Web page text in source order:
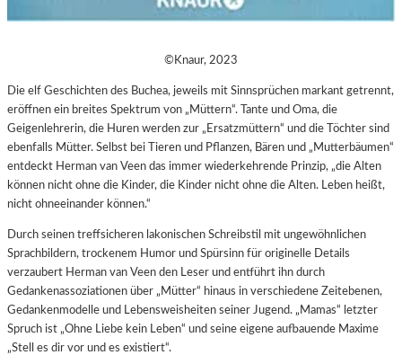
©Knaur, 2023
Die elf Geschichten des Buchea, jeweils mit Sinnsprüchen markant getrennt,
eröffnen ein breites Spektrum von „Müttern“. Tante und Oma, die
Geigenlehrerin, die Huren werden zur „Ersatzmüttern“ und die Töchter sind
ebenfalls Mütter. Selbst bei Tieren und Pflanzen, Bären und „Mutterbäumen“
entdeckt Herman van Veen das immer wiederkehrende Prinzip, „die Alten
können nicht ohne die Kinder, die Kinder nicht ohne die Alten. Leben heißt,
nicht ohneeinander können.“
Durch seinen treffsicheren lakonischen Schreibstil mit ungewöhnlichen
Sprachbildern, trockenem Humor und Spürsinn für originelle Details
verzaubert Herman van Veen den Leser und entführt ihn durch
Gedankenassoziationen über „Mütter“ hinaus in verschiedene Zeitebenen,
Gedankenmodelle und Lebensweisheiten seiner Jugend. „Mamas“ letzter
Spruch ist „Ohne Liebe kein Leben“ und seine eigene aufbauende Maxime
„Stell es dir vor und es existiert“.